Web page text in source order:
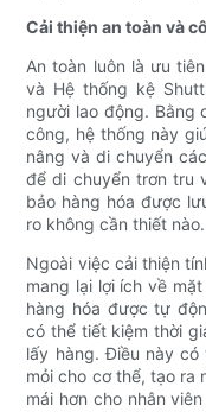
Cải thiện an toàn và
An toàn luôn là ưu
và Hệ thống kệ
người lao động. Bằng
công, hệ thống này
nâng và di chuyển
để di chuyển trơn tru
bảo hàng hóa được
ro không cần thiết nào.
Ngoài việc cải thiện
mang lại lợi ích về
hàng hóa được tự
có thể tiết kiệm thời
lấy hàng. Điều này
mỏi cho cơ thể, tạo ra
mái hơn cho nhân